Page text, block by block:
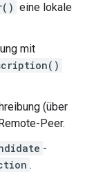
eine lokale
mit
(über
Peer.
-
.